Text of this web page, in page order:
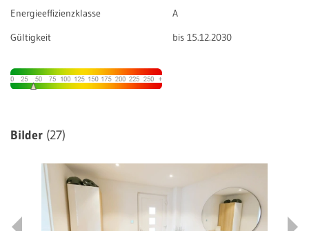
Energieeffizienzklasse
A
Gültigkeit
bis 15.12.2030
Bilder (27)